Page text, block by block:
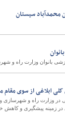
بانوان وزارت راه و
ابلاغی از سوی
راه و شهرسازی و
زمینه پیشگیری و کاهش